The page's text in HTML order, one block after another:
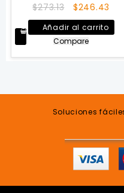
$273.13
El
precio
original
era:
$273.13.
$246.43
Añadir al carrito
Compare
Soluciones